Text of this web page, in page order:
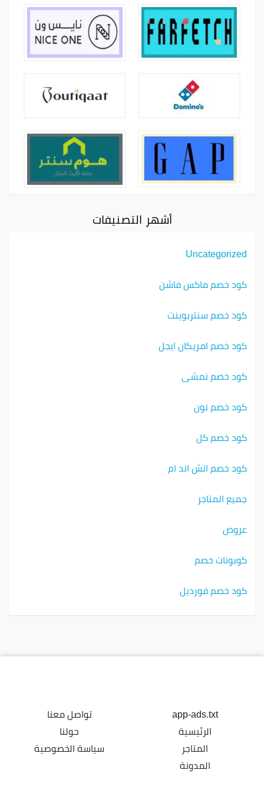
أشهر التصنيفات
Uncategorized
كود خصم ماكس فاشن
كود خصم سنتربوينت
كود خصم امريكان ايجل
كود خصم نمشي
كود خصم نون
كود خصم كل
كود خصم اتش اند ام
جميع المتاجر
عروض
كوبونات خصم
كود خصم فورديل
app-ads.txt
الرئيسية
المتاجر
المدونة
تواصل معنا
حولنا
سياسة الخصوصية